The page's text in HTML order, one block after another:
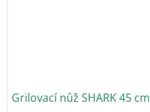
Grilovací nůž SHARK 45 cm